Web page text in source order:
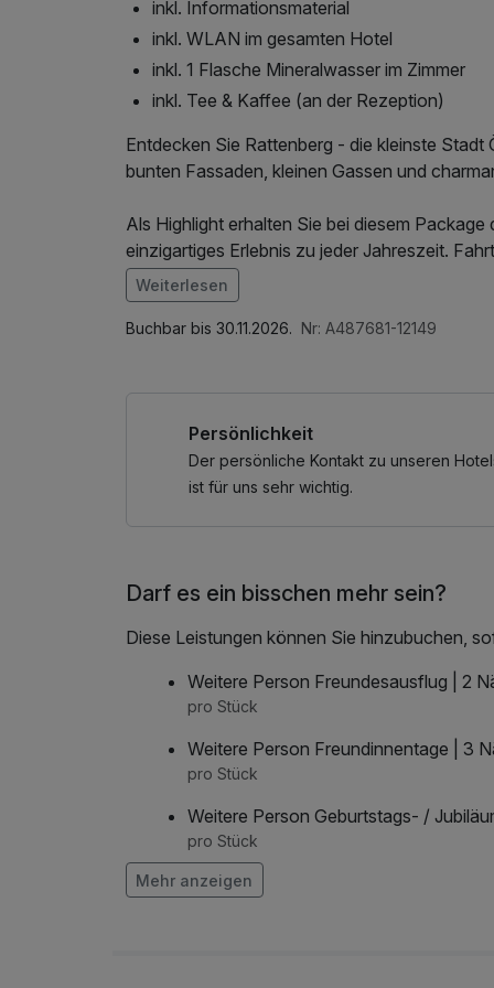
inkl. Informationsmaterial
inkl. WLAN im gesamten Hotel
inkl. 1 Flasche Mineralwasser im Zimmer
inkl. Tee & Kaffee (an der Rezeption)
Entdecken Sie Rattenberg - die kleinste Stadt
bunten Fassaden, kleinen Gassen und
Als Highlight erhalten Sie bei diesem
einzigartiges Erlebnis zu jeder Jahreszeit.
Für weitere Abenteuer und
zahlreichen kostenlosen Aktivitäten und
– Eintritte zu Badeseen und Schwimmbädern
– Nutzung der regionalen Busse im gesamten
– Familienfreundliche Museen und geführte
Im Angebot enthalten
1 Flasche Mineralwasser, W-LAN Nutzung /
Weiterlesen
Buchbar bis 30.11.2026. Nr: A487681-12149
Persönlichkeit
Der persönliche Kontakt zu unseren
ist für uns sehr wichtig.
Darf es ein bisschen mehr sein?
Diese Leistungen können Sie hinzubuchen,
Weitere Person Freundesausflug | 2
pro Stück
Weitere Person Freundinnentage | 3
pro Stück
Weitere Person Geburtstags- /
pro Stück
Mehr anzeigen